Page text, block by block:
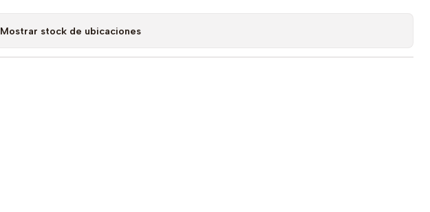
Mostrar stock de ubicaciones